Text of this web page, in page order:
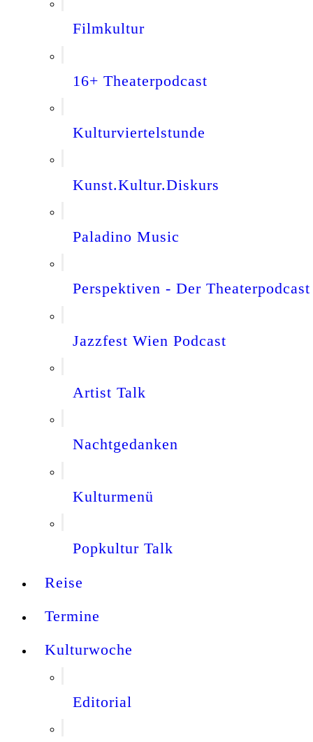
Filmkultur
16+ Theaterpodcast
Kulturviertelstunde
Kunst.Kultur.Diskurs
Paladino Music
Perspektiven - Der Theaterpodcast
Jazzfest Wien Podcast
Artist Talk
Nachtgedanken
Kulturmenü
Popkultur Talk
Reise
Termine
Kulturwoche
Editorial